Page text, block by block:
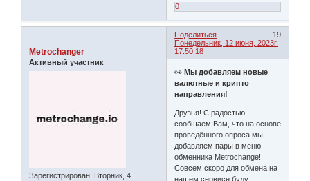
0
Поделиться
19
Понедельник, 12 июня, 2023г.
17:50:18
Metrochanger
Активный участник
Зарегистрирован: Вторник, 4
👀Мы добавляем новые
валютные и крипто
направления!
Друзья! С радостью
сообщаем Вам, что на основе
проведённого опроса мы
добавляем пары в меню
обменника Metrochange!
Совсем скоро для обмена на
нашем сервисе будут